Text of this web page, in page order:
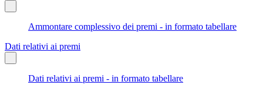
Ammontare complessivo dei premi - in formato tabellare
Dati relativi ai premi
Dati relativi ai premi - in formato tabellare